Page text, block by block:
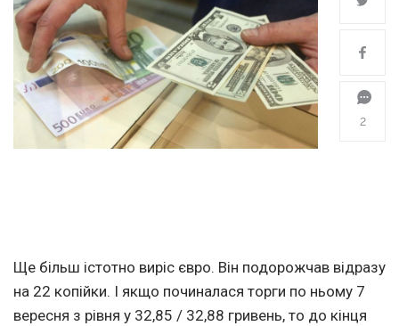
2
Ще більш істотно виріс євро. Він подорожчав відразу
на 22 копійки. І якщо починалася торги по ньому 7
вересня з рівня у 32,85 / 32,88 гривень, то до кінця